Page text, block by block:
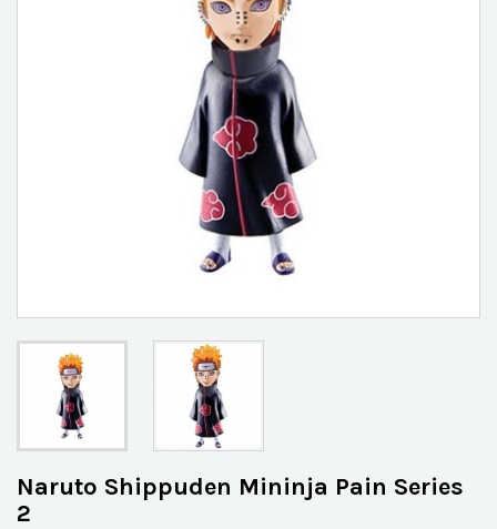
Naruto Shippuden Mininja Pain Series
2